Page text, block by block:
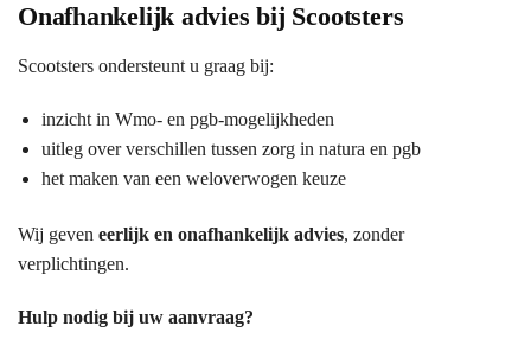
Onafhankelijk advies bij Scootsters
Scootsters ondersteunt u graag bij:
inzicht in Wmo- en pgb-mogelijkheden
uitleg over verschillen tussen zorg in natura en pgb
het maken van een weloverwogen keuze
Wij geven eerlijk en onafhankelijk advies, zonder
verplichtingen.
Hulp nodig bij uw aanvraag?